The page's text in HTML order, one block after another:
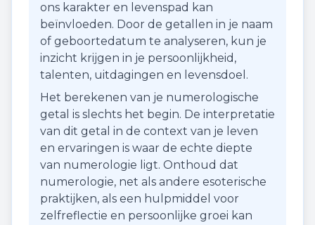
ons karakter en levenspad kan
beïnvloeden. Door de getallen in je naam
of geboortedatum te analyseren, kun je
inzicht krijgen in je persoonlijkheid,
talenten, uitdagingen en levensdoel.
Het berekenen van je numerologische
getal is slechts het begin. De interpretatie
van dit getal in de context van je leven
en ervaringen is waar de echte diepte
van numerologie ligt. Onthoud dat
numerologie, net als andere esoterische
praktijken, als een hulpmiddel voor
zelfreflectie en persoonlijke groei kan